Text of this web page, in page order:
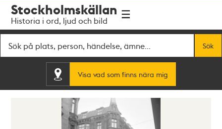
navigationen
huvudinnehållet
Stockholmskällan
Historia i ord, ljud och bild
Sök
Visa vad som finns nära mig